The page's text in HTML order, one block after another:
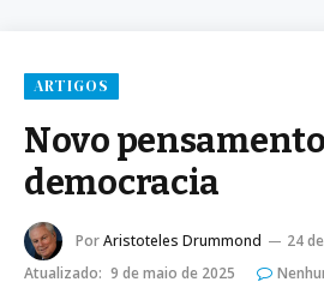
ARTIGOS
Novo
democracia
PorAristoteles Drummond
24
Atualizado: 9 de maio de 2025